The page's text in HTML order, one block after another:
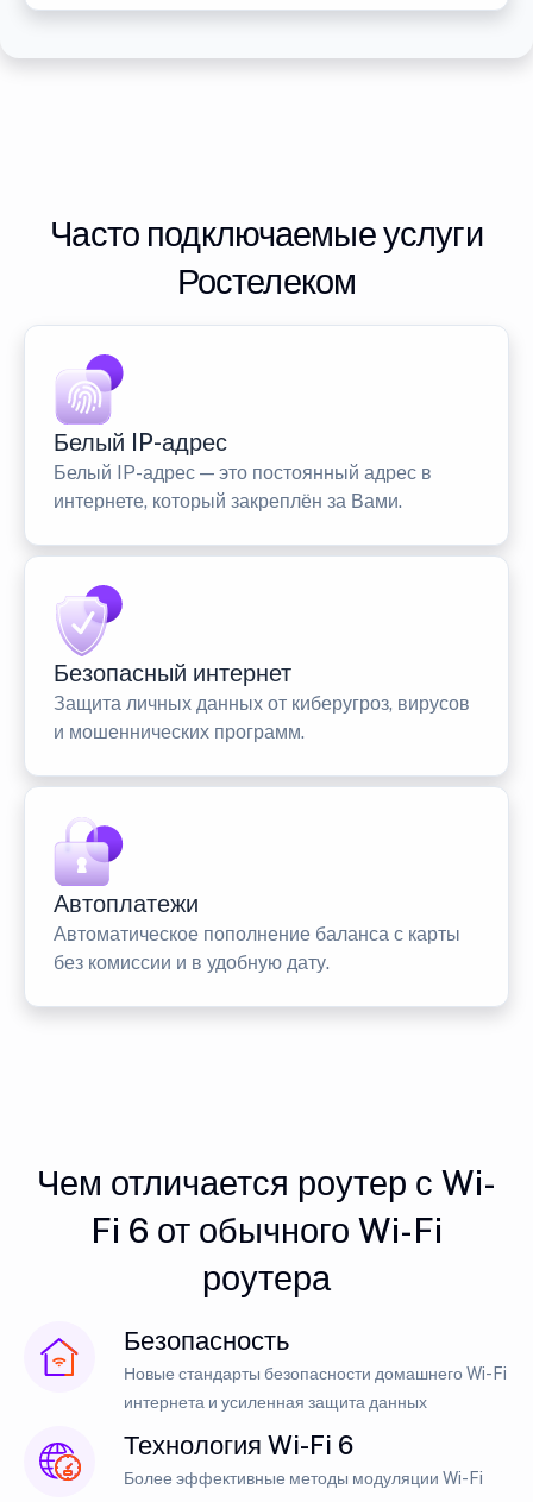
Часто подключаемые услуги
Ростелеком
Белый IP-адрес
Белый IP-адрес — это постоянный адрес в
интернете, который закреплён за Вами.
Безопасный интернет
Защита личных данных от киберугроз, вирусов
и мошеннических программ.
Автоплатежи
Автоматическое пополнение баланса с карты
без комиссии и в удобную дату.
Чем отличается роутер с Wi-
Fi 6 от обычного Wi-Fi
роутера
Безопасность
Новые стандарты безопасности домашнего Wi-Fi
интернета и усиленная защита данных
Технология Wi-Fi 6
Более эффективные методы модуляции Wi-Fi